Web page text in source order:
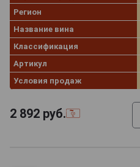
Регион
Название вина
Классификация
Артикул
Условия продаж
2 892 руб.